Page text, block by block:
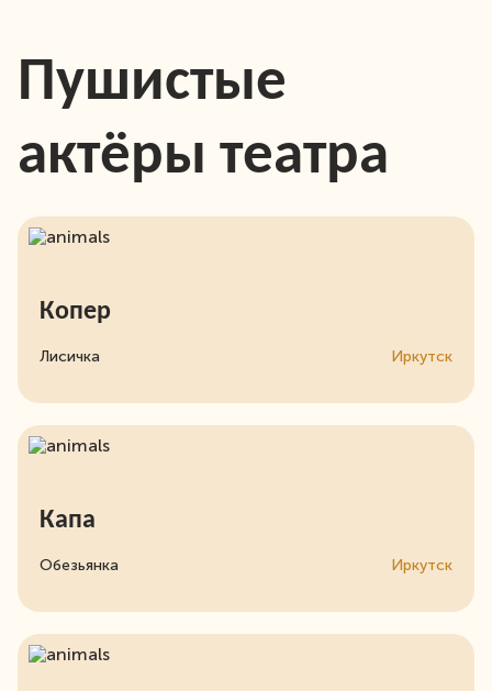
Пушистые
актёры театра
Копер
Лисичка Иркутск
Капа
Обезьянка Иркутск